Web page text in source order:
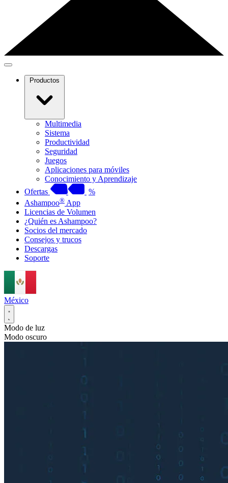
Productos
Multimedia
Sistema
Productividad
Seguridad
Juegos
Aplicaciones para móviles
Conocimiento y Aprendizaje
Ofertas
%
Ashampoo® App
Licencias de Volumen
¿Quién es Ashampoo?
Socios del mercado
Consejos y trucos
Descargas
Soporte
México
Modo de luz
Modo oscuro